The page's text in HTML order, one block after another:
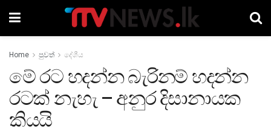
Home පුවත් දේශීය
මේ රට හදන්න බැරිනම් හදන්න
රටක් නැහැ – අනුර දිසානායක
කියයි